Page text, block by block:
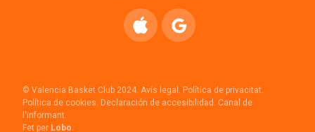
© Valencia Basket Club 2024. Avís legal. Política de privacitat.
Política de cookies. Declaración de accesibilidad. Canal de
l'informant.
Fet per Lobo.